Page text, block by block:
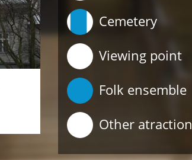
Cemetery
Viewing point
Folk ensemble
Other atraction